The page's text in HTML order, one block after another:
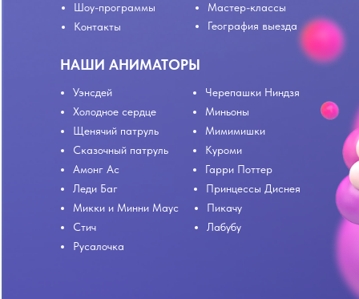
НАШИ АНИМАТОРЫ
Уэнсдей
Холодное сердце
Щенячий патруль
Сказочный патруль
Амонг Ас
Стич
Черепашки Ниндзя
Миньоны
Мимимишки
Куроми
Гарри Поттер
Русалочка
Лабубу
Принцессы Диснея
Леди Баг
Микки и Минни Маус
Пикачу
Шоу-программы
Мастер-классы
Контакты География выезда